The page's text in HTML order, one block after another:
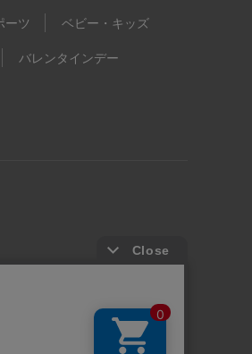
ーツ ベビー・キッズ
バレンタインデー